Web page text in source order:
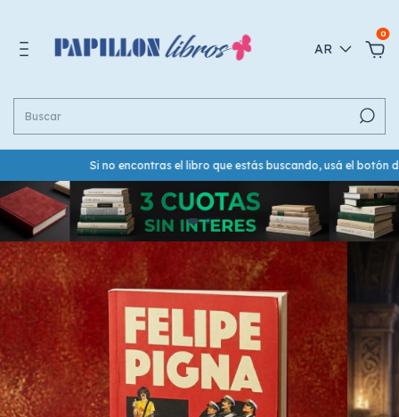
AR
0
Si no encontras el libro que estás buscando, usá el botón de